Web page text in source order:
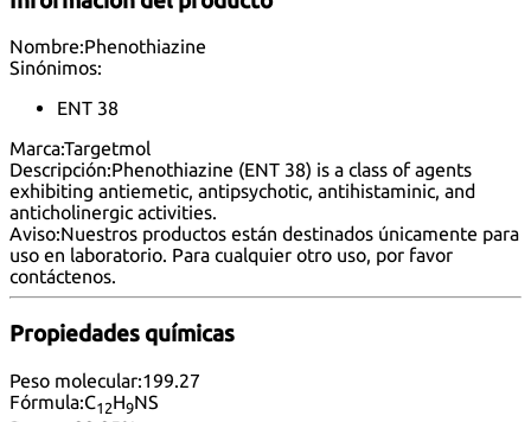
Nombre:Phenothiazine
Sinónimos:
ENT 38
Marca:Targetmol
Descripción:Phenothiazine (ENT 38) is a class of agents
exhibiting antiemetic, antipsychotic, antihistaminic, and
anticholinergic activities.
Aviso:Nuestros productos están destinados únicamente para
uso en laboratorio. Para cualquier otro uso, por favor
contáctenos.
Propiedades químicas
Peso molecular:199.27
Fórmula:C12H9NS